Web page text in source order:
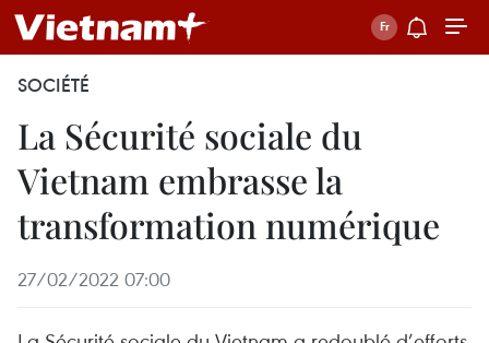
SOCIÉTÉ
La Sécurité sociale du
Vietnam embrasse la
transformation numérique
27/02/2022 07:00